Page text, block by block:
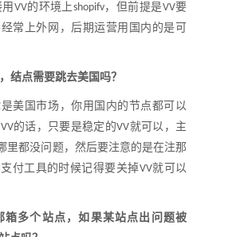
VV的环境上shopifv，但前提是VV要
常上外网，后期运营用国内的是可
结点需要跳去美国吗？
美国市场，你用国内的节点都可以
VV的话，只要是稳定的VV就可以，主
里都没问题，然后要注意的是在注那
付工具的时候记得要关掉VV就可以
箱多个站点，如果某站点出问题被